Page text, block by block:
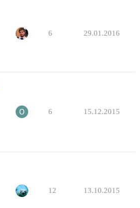
6 29.01.2016
6 15.12.2015
12 13.10.2015